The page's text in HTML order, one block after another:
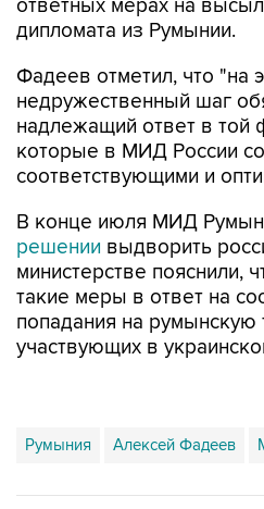
Фадеев отметил, что "на
надлежащий ответ в той
которые в МИД России
соответствующими и
В конце июля МИД
министерстве пояснили,
такие меры в ответ на
попадания на
участвующих в